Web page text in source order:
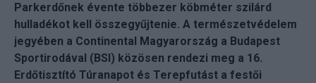
Parkerdőnek évente többezer köbméter szilárd
hulladékot kell összegyűjtenie. A természetvédelem
jegyében a Continental Magyarország a Budapest
Sportirodával (BSI) közösen rendezi meg a 16.
Erdőtisztító Túranapot és Terepfutást a festői